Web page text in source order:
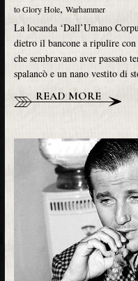
to Glory Hole, Warhammer
La locanda ‘Dall’Umano
dietro il bancone a ripulire
che sembravano aver passato
spalancò e un nano vestito di
READ MORE